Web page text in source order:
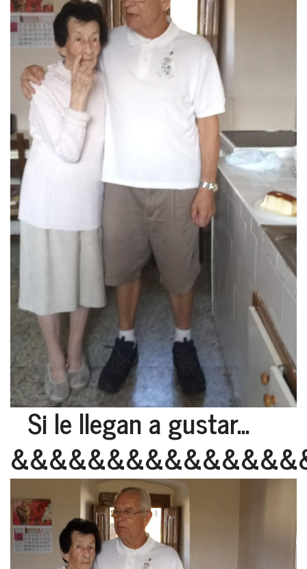
Si le llegan a gustar...